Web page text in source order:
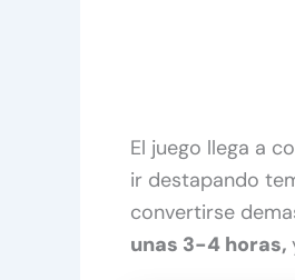
El juego llega a
ir destapando
convertirse
unas 3-4 horas,